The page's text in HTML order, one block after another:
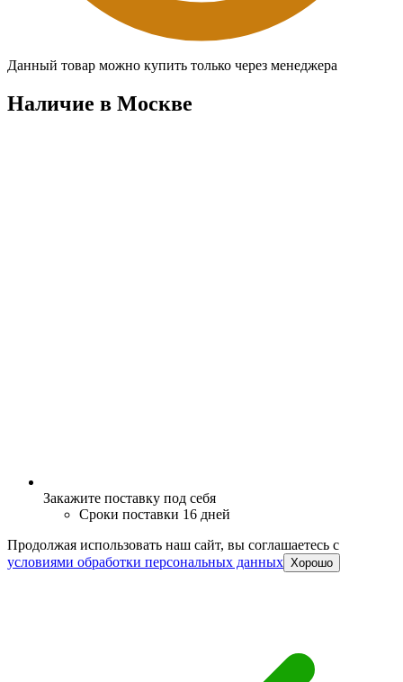
Данный товар можно купить только через менеджера
Наличие в Москвe
Закажите поставку под себя
Сроки поставки 16 дней
Продолжая использовать наш сайт, вы соглашаетесь c
условиями обработки персональных данных Хорошо